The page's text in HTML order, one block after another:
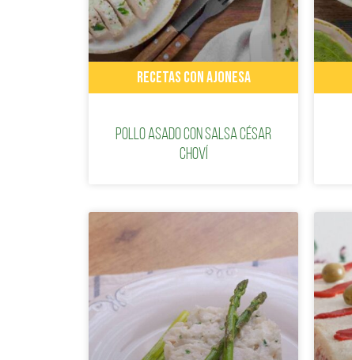
RECETAS CON AJONESA
Pollo asado con Salsa César
Choví